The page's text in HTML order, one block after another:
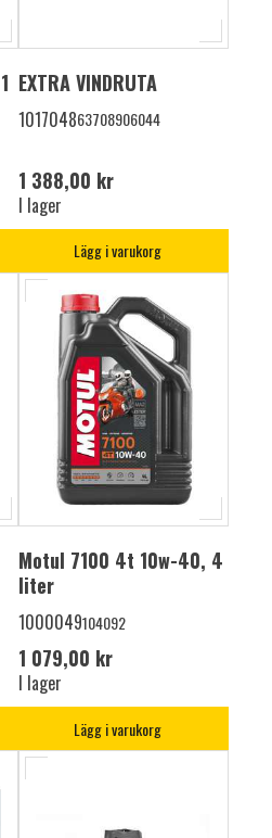
EXTRA VINDRUTA
101704863708906044
1 388,00 kr
I lager
Lägg i varukorg
Motul 7100 4t 10w-40, 4
liter
1000049104092
1 079,00 kr
I lager
Lägg i varukorg